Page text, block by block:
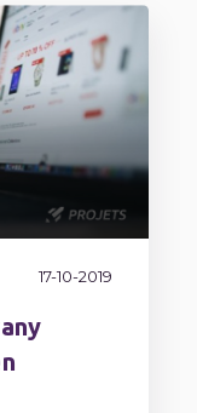
17-10-2019